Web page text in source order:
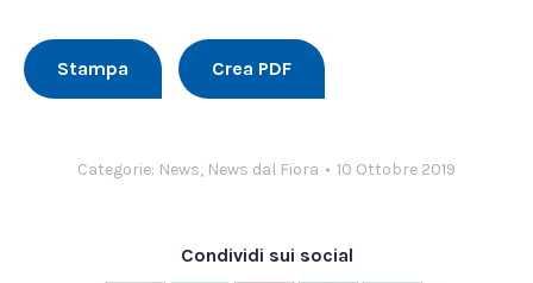
Stampa Crea PDF
Categorie: News, News dal Fiora 10 Ottobre 2019
Condividi sui social